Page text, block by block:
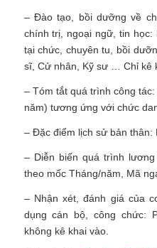
– Đào tạo, bồi dưỡng về
chính trị, ngoại ngữ, tin
tại chức, chuyên tu, bồi
sĩ, Cử nhân, Kỹ sư … Chỉ kê
– Tóm tắt quá trình công
năm) tương ứng với chức
– Đặc điểm lịch sử bản thân:
– Diễn biến quá trình
theo mốc Tháng/năm, Mã
– Nhận xét, đánh giá của
dụng cán bộ, công chức:
không kê khai vào.